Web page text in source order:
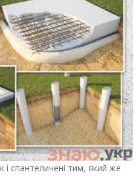
і спантеличені тим, який же